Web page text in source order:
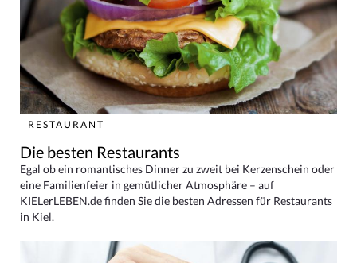
RESTAURANT
Die besten Restaurants
Egal ob ein romantisches Dinner zu zweit bei Kerzenschein oder
eine Familienfeier in gemütlicher Atmosphäre – auf
KIELerLEBEN.de finden Sie die besten Adressen für Restaurants
in Kiel.